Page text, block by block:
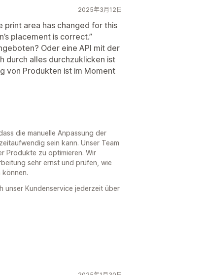
2025年3月12日
print area has changed for this
placement is correct.”
Oder eine API mit der
durch alles durchzuklicken ist
von Produkten ist im Moment
die manuelle Anpassung der
sein kann. Unser Team
Produkte zu optimieren. Wir
sehr ernst und prüfen, wie
unser Kundenservice jederzeit über